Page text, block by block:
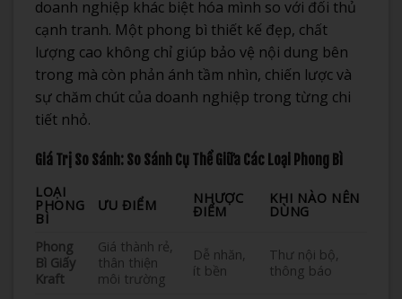
doanh nghiệp khác biệt hóa mình so với đối thủ
cạnh tranh. Một phong bì thiết kế đẹp, chất
lượng cao không chỉ giúp bảo vệ nội dung bên
trong mà còn phản ánh tầm nhìn, chiến lược và
sự chăm chút của doanh nghiệp trong từng chi
tiết nhỏ.
Giá Trị So Sánh: So Sánh Cụ Thể Giữa Các Loại Phong Bì
LOẠI
PHONG
BÌ
ƯU ĐIỂM NHƯỢC
ĐIỂM
KHI NÀO NÊN
DÙNG
Phong
Bì Giấy
Kraft
Giá thành rẻ,
thân thiện
môi trường
Dễ nhăn,
ít bền
Thư nội bộ,
thông báo